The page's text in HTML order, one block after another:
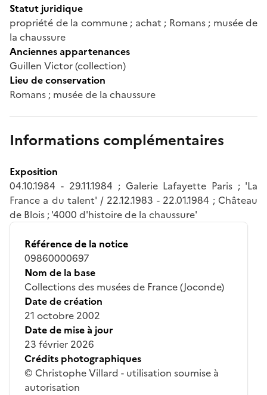
Statut juridique
propriété de la commune ; achat ; Romans ; musée de
la chaussure
Anciennes appartenances
Guillen Victor (collection)
Lieu de conservation
Romans ; musée de la chaussure
Informations complémentaires
Exposition
04.10.1984 - 29.11.1984 ; Galerie Lafayette Paris ; 'La
France a du talent' / 22.12.1983 - 22.01.1984 ; Château
de Blois ; '4000 d'histoire de la chaussure'
Référence de la notice
09860000697
Nom de la base
Collections des musées de France (Joconde)
Date de création
21 octobre 2002
Date de mise à jour
23 février 2026
Crédits photographiques
© Christophe Villard - utilisation soumise à
autorisation